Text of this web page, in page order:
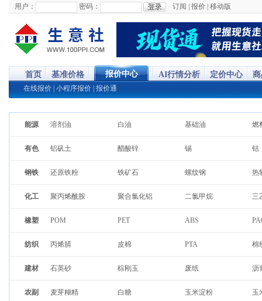
用户： 密码： 订阅 报价 移动版
首页 基准价格 报价中心 AI行情分析 定价中心
在线报价 小程序报价 报价通
能源 溶剂油 白油 基础油
燃
变压器油
环保溶剂油 石墨烯
氢
液化气
碳酸锆钾 煅烧焦
煤
有色 铝矾土 醋酸锌 锡
钴
醋酸钴
硝酸钴 四氧化三钴
铜
无水三氯化镓（5N）
镨钕氧化物 金属镨
金
氧化亚镍
三氧化二锑 草酸钴
二
铟片
钢铁 还原铁粉 铁矿石 螺纹钢
热
硬脂酸镁
中厚板 磁铁矿 铁
化工 聚丙烯酰胺 聚合氯化铝 二氯甲烷
三
苯乙烯
异辛醇 丙二醇
三
一乙醇胺
二乙醇胺 醋酸丁酯
三
醋酸甲酯
甲基叔丁基醚 丙烯酸丁酯
橡塑 POM PET ABS
LCP
PA6 邻苯二甲酸二辛脂 纳
POK
PA46 PA610
纺织 丙烯腈 皮棉 PTA
棉
锦纶FDY
生丝 氨纶
建材 石英砂 棕刚玉 废纸
沥
瓦楞纸
白卡纸 箱板纸 白
农副 麦芽糊精 白糖 玉米淀粉
玉